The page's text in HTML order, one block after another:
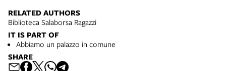
RELATED AUTHORS
Biblioteca Salaborsa Ragazzi
IT IS PART OF
Abbiamo un palazzo in comune
SHARE